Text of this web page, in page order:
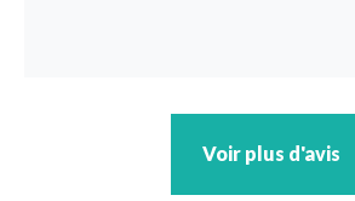
Voir plus d'avis